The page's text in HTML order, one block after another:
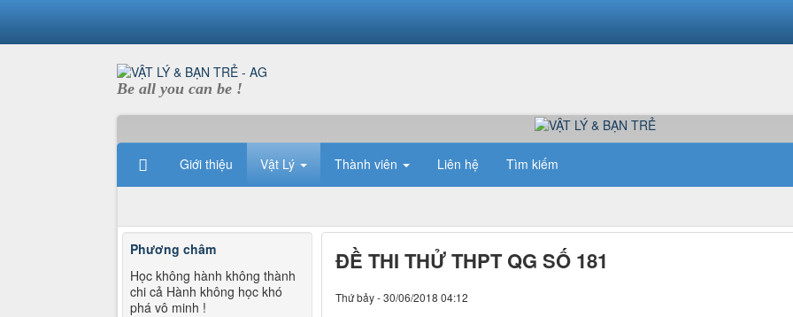
Be all you can be !
Giới thiệu Vật Lý Thành viên Liên hệ Tìm kiếm
ĐỀ THI THỬ THPT QG SỐ 181
Thứ bảy - 30/06/2018 04:12
Phương châm
Học không hành không thành
chi cả Hành không học khó
phá vô minh !